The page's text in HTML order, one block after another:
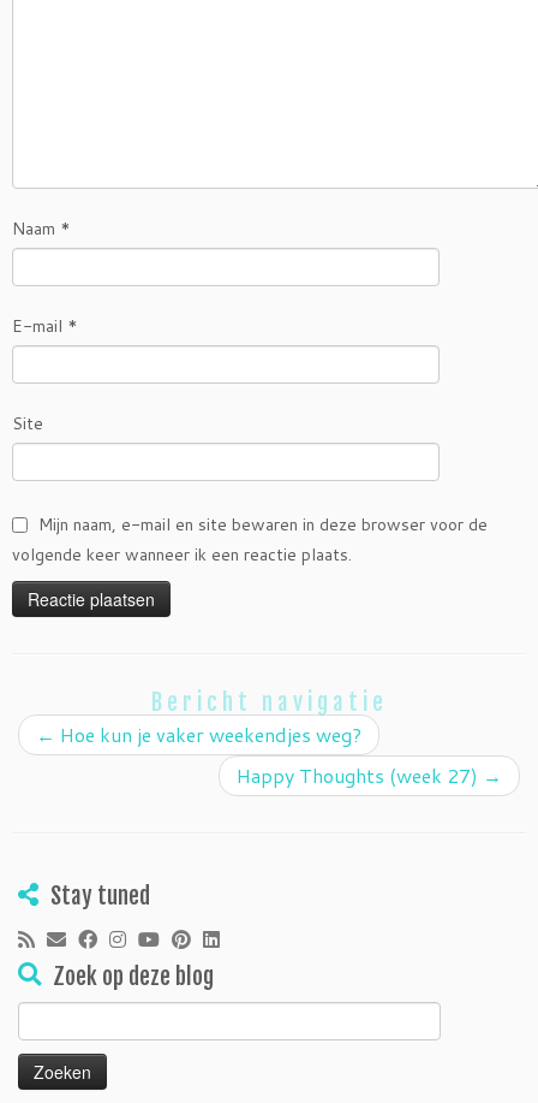
Naam *
E-mail *
Site
Mijn naam, e-mail en site bewaren in deze browser voor de
volgende keer wanneer ik een reactie plaats.
Bericht navigatie
← Hoe kun je vaker weekendjes weg?
Happy Thoughts (week 27) →
Stay tuned
Zoek op deze blog
Zoeken
naar: